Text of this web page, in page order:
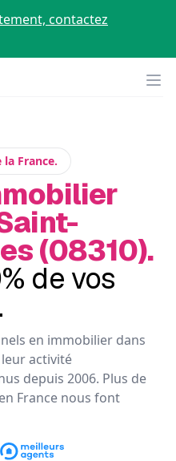
contactez
France.
(08310).
de vos
en immobilier dans
activité
depuis 2006. Plus de
France nous font